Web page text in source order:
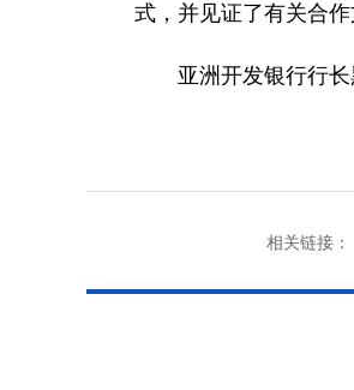
式，并见证了有关合作
亚洲开发银行行长
相关链接：